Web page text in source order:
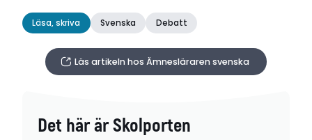
Läsa, skriva Svenska Debatt
Läs artikeln hos Ämnesläraren svenska
Det här är Skolporten